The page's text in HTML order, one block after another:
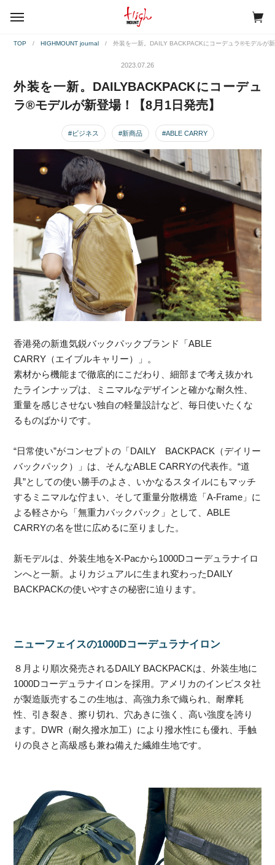
TOP HIGHMOUNT journal 外装を一新。DAILY BACKPACKにコーデュラ®️モデルが
2023.07.26
外装を一新。DAILYBACKPACKにコーデュ
ラ®️モデルが新登場！【8月1日発売】
#ビジネス #新商品 #ABLE CARRY
香港発の新進気鋭バックパックブランド「ABLE
CARRY（エイブルキャリー）」。
素材から機能まで徹底的にこだわり、細部まで考え抜かれ
たラインナップは、ミニマルなデザインと確かな耐久性、
重量を感じさせない独自の軽量設計など、毎日使いたくな
るものばかりです。
“日常使い”がコンセプトの「DAILY BACKPACK（デイリー
バックパック）」は、そんなABLE CARRYの代表作。“道
具”としての使い勝手のよさ、いかなるスタイルにもマッチ
するミニマルな佇まい、そして重量分散構造「A-Frame」に
よる軽さから「無重力バックパック」として、ABLE
CARRYの名を世に広めるに至りました。
新モデルは、外装生地をX-Pacから1000Dコーデュラナイロ
ンへと一新。よりカジュアルに生まれ変わったDAILY
BACKPACKの使いやすさの秘密に迫ります。
ニューフェイスの1000Dコーデュラナイロン
８月より順次発売されるDAILY BACKPACKは、外装生地に
1000Dコーデュラナイロンを採用。アメリカのインビスタ社
が製造販売するこの生地は、高強力糸で織られ、耐摩耗
性、引き裂き、擦り切れ、穴あきに強く、高い強度を誇り
ます。DWR（耐久撥水加工）により撥水性にも優れ、手触
りの良さと高級感も兼ね備えた繊維生地です。